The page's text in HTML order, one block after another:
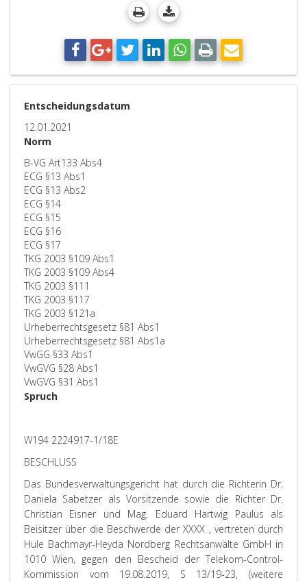
Entscheidungsdatum
12.01.2021
Norm
B-VG Art133 Abs4
ECG §13 Abs1
ECG §13 Abs2
ECG §14
ECG §15
ECG §16
ECG §17
TKG 2003 §109 Abs1
TKG 2003 §109 Abs4
TKG 2003 §111
TKG 2003 §117
TKG 2003 §121a
Urheberrechtsgesetz §81 Abs1
Urheberrechtsgesetz §81 Abs1a
VwGG §33 Abs1
VwGVG §28 Abs1
VwGVG §31 Abs1
Spruch
W194 2224917-1/18E
BESCHLUSS
Das Bundesverwaltungsgericht hat durch die Richterin Dr.
Daniela Sabetzer als Vorsitzende sowie die Richter Dr.
Christian Eisner und Mag. Eduard Hartwig Paulus als
Beisitzer über die Beschwerde der XXXX , vertreten durch
Hule Bachmayr-Heyda Nordberg Rechtsanwälte GmbH in
1010 Wien, gegen den Bescheid der Telekom-Control-
Kommission vom 19.08.2019, S 13/19-23, (weitere